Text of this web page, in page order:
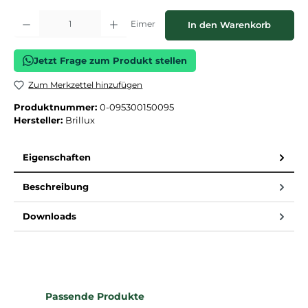
Produkt Anzahl: Gib den gewünschten Wert ein oder benutze die
Eimer In den Warenkorb
Jetzt Frage zum Produkt stellen
Zum Merkzettel hinzufügen
Produktnummer: 0-095300150095
Hersteller: Brillux
Eigenschaften
Beschreibung
Downloads
Produktgalerie überspringen
Passende Produkte